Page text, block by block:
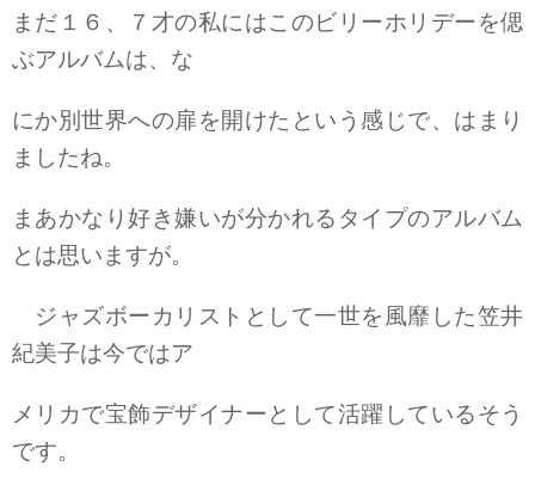
まだ１６、７才の私にはこのビリーホリデーを偲
ぶアルバムは、な
にか別世界への扉を開けたという感じで、はまり
ましたね。
まあかなり好き嫌いが分かれるタイプのアルバム
とは思いますが。
ジャズボーカリストとして一世を風靡した笠井
紀美子は今ではア
メリカで宝飾デザイナーとして活躍しているそう
です。